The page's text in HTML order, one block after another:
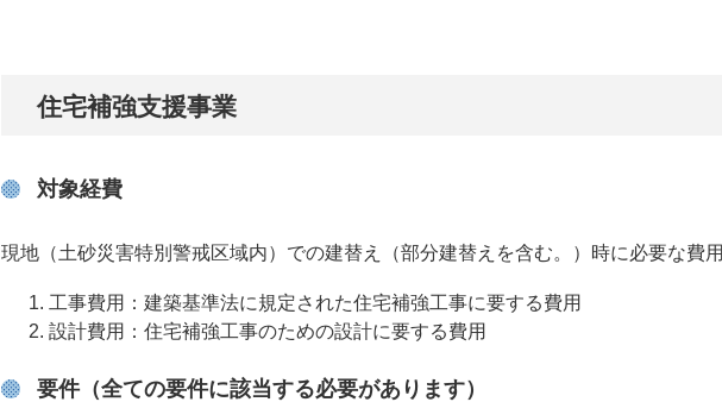
住宅補強支援事業
対象経費
現地（土砂災害特別警戒区域内）での建替え（部分建替えを含む。）時に必要な費用
工事費用：建築基準法に規定された住宅補強工事に要する費用
設計費用：住宅補強工事のための設計に要する費用
要件（全ての要件に該当する必要があります）